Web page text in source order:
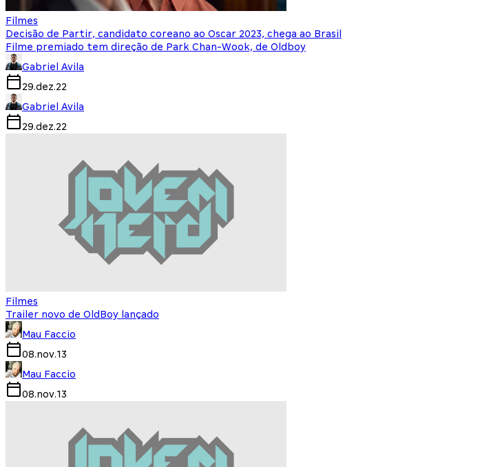
Filmes
Decisão de Partir, candidato coreano ao Oscar 2023, chega ao Brasil
Filme premiado tem direção de Park Chan-Wook, de Oldboy
Gabriel Avila
29.dez.22
Gabriel Avila
29.dez.22
Filmes
Trailer novo de OldBoy lançado
Mau Faccio
08.nov.13
Mau Faccio
08.nov.13